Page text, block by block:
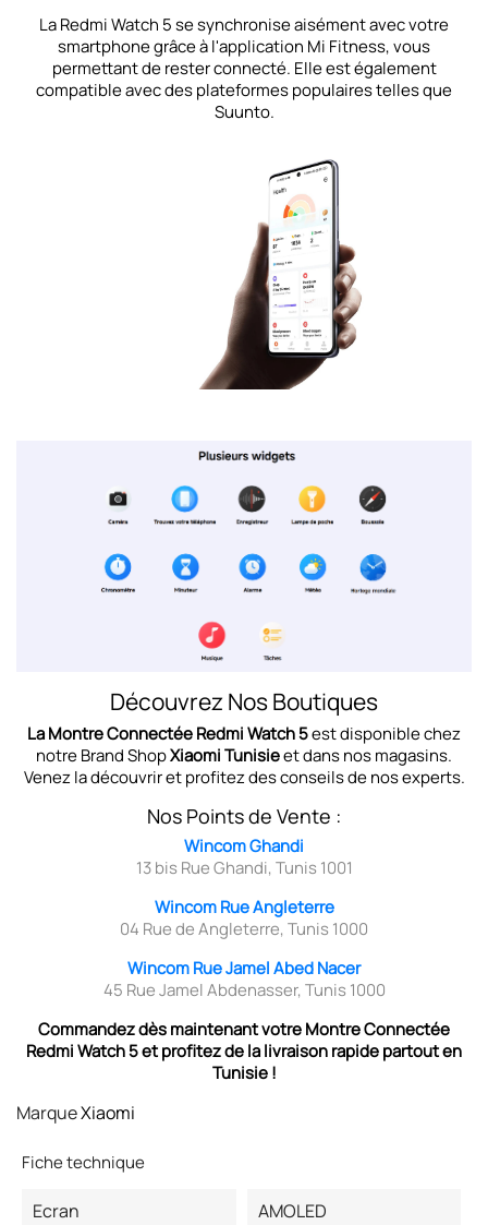
La Redmi Watch 5 se synchronise aisément avec votre
smartphone grâce à l'application Mi Fitness, vous
permettant de rester connecté. Elle est également
compatible avec des plateformes populaires telles que
Suunto.
Découvrez Nos Boutiques
La Montre Connectée Redmi Watch 5est disponible chez
notre Brand ShopXiaomi Tunisieet dans nos magasins.
Venez la découvrir et profitez des conseils de nos experts.
Nos Points de Vente :
Wincom Ghandi
13 bis Rue Ghandi, Tunis 1001
Wincom Rue Angleterre
04 Rue de Angleterre, Tunis 1000
Wincom Rue Jamel Abed Nacer
45 Rue Jamel Abdenasser, Tunis 1000
Commandez dès maintenant votreMontre Connectée
Redmi Watch 5 et profitez de la livraison rapide partout en
Tunisie !
MarqueXiaomi
Fiche technique
Ecran AMOLED